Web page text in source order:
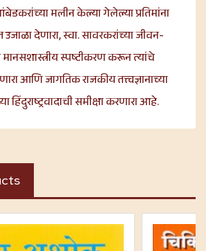
मलीन केल्या गेलेल्या प्रतिमांना
देणारा, स्वा. सावरकरांच्या जीवन-
मानसशास्त्रीय स्पष्टीकरण करून त्यांचे
आणि जागतिक राजकीय तत्त्वज्ञानाच्या
हिंदुराष्ट्रवादाची समीक्षा करणारा आहे.